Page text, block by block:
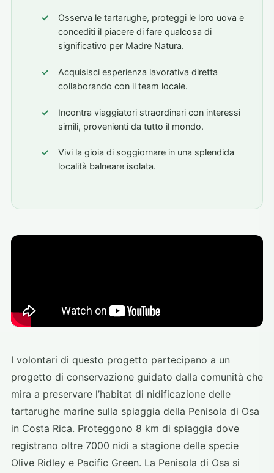
Osserva le tartarughe, proteggi le loro uova e
concediti il piacere di fare qualcosa di
significativo per Madre Natura.
Acquisisci esperienza lavorativa diretta
collaborando con il team locale.
Incontra viaggiatori straordinari con interessi
simili, provenienti da tutto il mondo.
Vivi la gioia di soggiornare in una splendida
località balneare isolata.
I volontari di questo progetto partecipano a un
progetto di conservazione guidato dalla comunità che
mira a preservare l’habitat di nidificazione delle
tartarughe marine sulla spiaggia della Penisola di Osa
in Costa Rica. Proteggono 8 km di spiaggia dove
registrano oltre 7000 nidi a stagione delle specie
Olive Ridley e Pacific Green. La Penisola di Osa si